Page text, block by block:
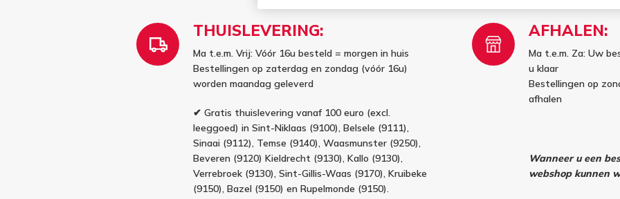
THUISLEVERING:
Ma t.e.m. Vrij: Vóór 16u besteld = morgen in huis
Bestellingen op zaterdag en zondag (vóór 16u)
worden maandag geleverd
✔ Gratis thuislevering vanaf 100 euro (excl.
leeggoed) in Sint-Niklaas (9100), Belsele (9111),
Sinaai (9112), Temse (9140), Waasmunster (9250),
Beveren (9120) Kieldrecht (9130), Kallo (9130),
Verrebroek (9130), Sint-Gillis-Waas (9170), Kruibeke
(9150), Bazel (9150) en Rupelmonde (9150).
AFHALEN:
Ma t.e.m. Za: Uw
u klaar
Bestellingen op
afhalen
Wanneer u een
webshop kunnen